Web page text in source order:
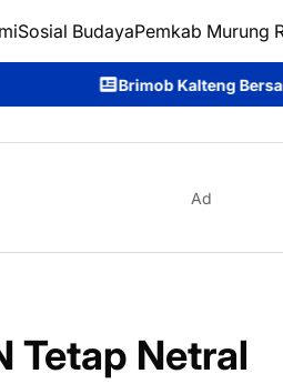
Sosial BudayaPemkab Murung
Kalteng Bersama Tim Gabungan
Ad
Tetap Netral